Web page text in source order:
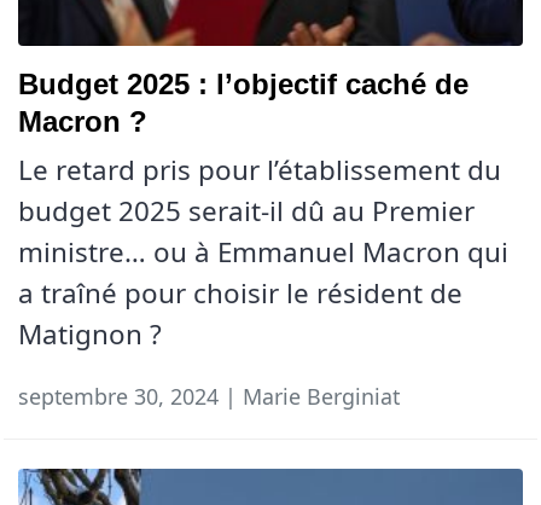
Budget 2025 : l’objectif caché de
Macron ?
Le retard pris pour l’établissement du
budget 2025 serait-il dû au Premier
ministre… ou à Emmanuel Macron qui
a traîné pour choisir le résident de
Matignon ?
septembre 30, 2024 | Marie Berginiat